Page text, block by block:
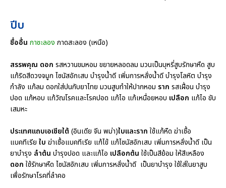
ปีบ
ชื่ออื่น กาซะลอง กาดสะลอง (เหนือ)
สรรพคุณ ดอก รสหวานขมหอม ขยายหลอดลม มวนเป็นบุหรี่สูบรักษาหืด สูบ
แก้ริดสีดวงจมูก ไซนัสอักเสบ บำรุงน้ำดี เพิ่มการหลั่งน้ำดี บำรุงโลหิต บำรุง
กำลัง แก้ลม ดอกใส่ปนกับยาไทย มวนสูบทำให้ปากหอม ราก รสเฝื่อน บำรุง
ปอด แก้หอบ แก้วัณโรคและโรคปอด แก้ไอ แก้เหนื่อยหอบ เปลือก แก้ไอ ขับ
เสมหะ
ประเทศแถบเอเชียใต้ (อินเดีย จีน พม่า)ใบและรากใช้แก้หืด ฆ่าเชื้อ
แบคทีเรีย ใบ ฆ่าเชื้อแบคทีเรีย แก้ไข้ แก้ไซนัสอักเสบ เพิ่มการหลั่งน้ำดี เป็น
ยาบำรุง ลำต้น บำรุงปอด และแก้ไอ เปลือกต้นใช้เป็นสีย้อม ให้สีเหลือง
ดอกใช้รักษาหืด ไซนัสอักเสบ เพิ่มการหลั่งน้ำดี เป็นยาบำรุง ใช้ใส่ในยาสูบ
เพื่อรักษาโรคที่ลำคอ